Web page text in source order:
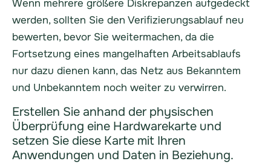
Wenn mehrere größere Diskrepanzen aufgedeckt
werden, sollten Sie den Verifizierungsablauf neu
bewerten, bevor Sie weitermachen, da die
Fortsetzung eines mangelhaften Arbeitsablaufs
nur dazu dienen kann, das Netz aus Bekanntem
und Unbekanntem noch weiter zu verwirren.
Erstellen Sie anhand der physischen
Überprüfung eine Hardwarekarte und
setzen Sie diese Karte mit Ihren
Anwendungen und Daten in Beziehung.